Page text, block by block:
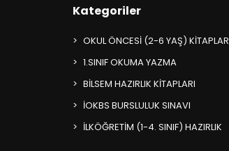
Kategoriler
OKUL ÖNCESİ (2-6 YAŞ) KİTAPLAR
1.SINIF OKUMA YAZMA
BİLSEM HAZIRLIK KİTAPLARI
İOKBS BURSLULUK SINAVI
İLKÖĞRETİM (1-4. SINIF) HAZIRLIK